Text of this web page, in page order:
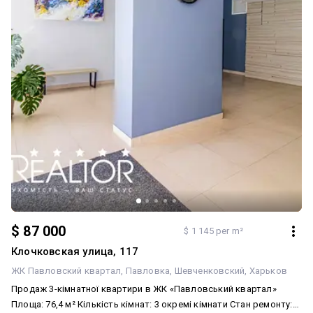
$ 87 000 $ 1 145 per m²
Клочковская улица, 117
ЖК Павловский квартал Павловка Шевченковский Харьков
Продаж 3-кімнатної квартири в ЖК «Павловський квартал»
Площа: 76,4 м² Кількість кімнат: 3 окремі кімнати Стан ремонту: